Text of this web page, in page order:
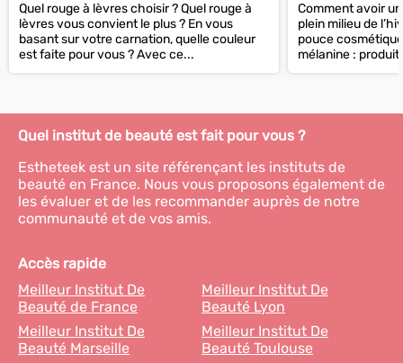
Quel rouge à lèvres choisir ? Quel rouge à
lèvres vous convient le plus ? En vous
basant sur votre carnation, quelle couleur
est faite pour vous ? Avec ce...
Comment avoir
plein milieu de
pouce
mélanine :
Quel institut de beauté est fait pour vous ?
Estheteek est un site référençant les instituts de
beauté en France. Nous vous proposons également de
les évaluer et de les recommander auprès de notre
communauté et de vos amis.
Accès rapide
Meilleur Institut De
Beauté de France
Meilleur Institut De
Beauté Lyon
Meilleur Institut De
Beauté Marseille
Meilleur Institut De
Beauté Toulouse